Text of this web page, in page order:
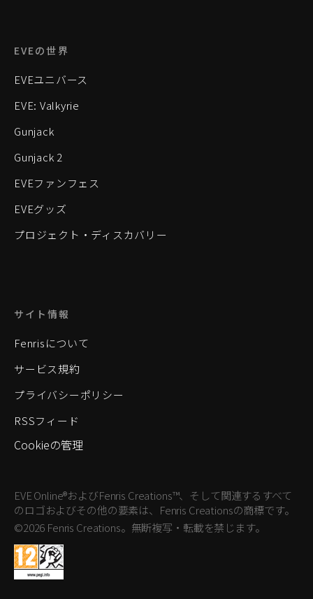
EVEの世界
EVEユニバース
EVE: Valkyrie
Gunjack
Gunjack 2
EVEファンフェス
EVEグッズ
プロジェクト・ディスカバリー
サイト情報
Fenrisについて
サービス規約
プライバシーポリシー
RSSフィード
Cookieの管理
EVE Online®およびFenris Creations™、そして関連するすべて
のロゴおよびその他の要素は、Fenris Creationsの商標です。
©2026 Fenris Creations。無断複写・転載を禁じます。